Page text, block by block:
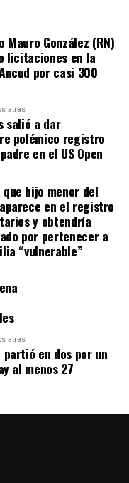
de
nuevamente
particular en el
con algunas
en la
que quiera
construido
tiene que
servicios básicos,
y tener
más de 5 años,
de la
Cárcamo había
de marzo en el
de todos los
del ramo e invitar a
informar de la
del dictamen de
que por un lado el
entregaba títulos de
rurales,
se deben
Mauro González (RN)
licitaciones en la
por casi 300
atras
salió a dar
polémico registro
en el US Open
hijo menor del
en el registro
y obtendría
por pertenecer a
“vulnerable”
atras
partió en dos por un
al menos 27